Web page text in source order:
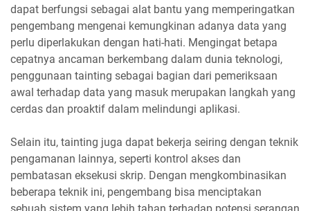
dapat berfungsi sebagai alat bantu yang memperingatkan
pengembang mengenai kemungkinan adanya data yang
perlu diperlakukan dengan hati-hati. Mengingat betapa
cepatnya ancaman berkembang dalam dunia teknologi,
penggunaan tainting sebagai bagian dari pemeriksaan
awal terhadap data yang masuk merupakan langkah yang
cerdas dan proaktif dalam melindungi aplikasi.
Selain itu, tainting juga dapat bekerja seiring dengan teknik
pengamanan lainnya, seperti kontrol akses dan
pembatasan eksekusi skrip. Dengan mengkombinasikan
beberapa teknik ini, pengembang bisa menciptakan
sebuah sistem yang lebih tahan terhadap potensi serangan